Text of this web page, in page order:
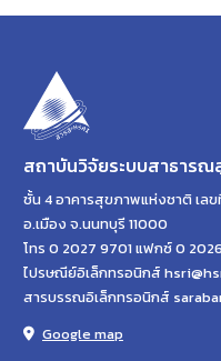
สถาบันวิจัยระบบสาธารณ
ชั้น 4 อาคารสุขภาพแห่งชาติ เล
อ.เมือง จ.นนทบุรี 11000
โทร 0 2027 9701 แฟกซ์ 0
ไปรษณีย์อิเล็กทรอนิกส์
สารบรรณอิเล็กทรอนิกส์
Google map